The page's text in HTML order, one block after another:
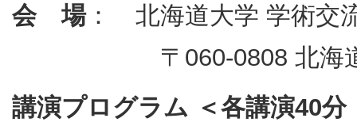
会 場： 北海道大学 学術交
〒060-0808 北海道札
講演プログラム ＜各講演40分